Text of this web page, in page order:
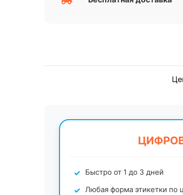
Быстро от 1 до 3 дней
Любая форма этикетки по